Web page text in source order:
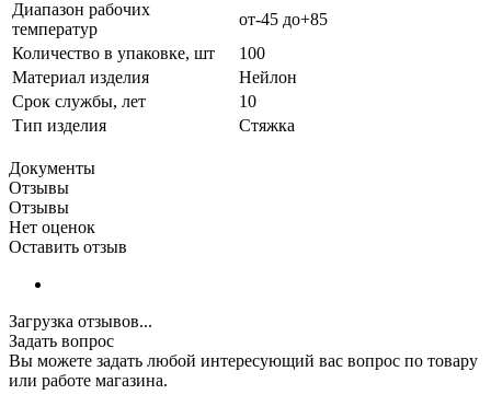
Диапазон рабочих
температур
от-45 до+85
Количество в упаковке, шт
100
Материал изделия
Нейлон
Срок службы, лет
10
Тип изделия
Стяжка
Документы
Отзывы
Отзывы
Нет оценок
Оставить отзыв
Загрузка отзывов...
Задать вопрос
Вы можете задать любой интересующий вас вопрос по товару
или работе магазина.